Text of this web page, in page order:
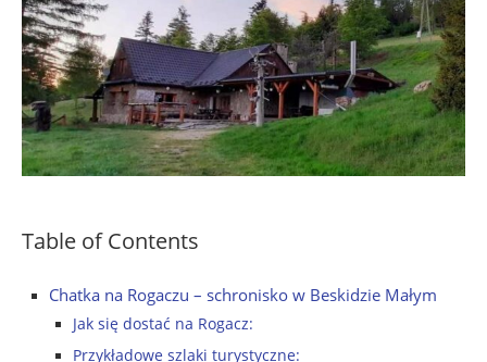
Table of Contents
Chatka na Rogaczu – schronisko w Beskidzie Małym
Jak się dostać na Rogacz:
Przykładowe szlaki turystyczne: